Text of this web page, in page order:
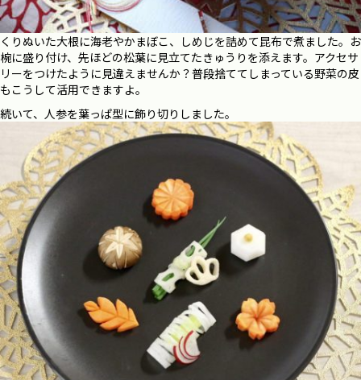
くりぬいた大根に海老やかまぼこ、しめじを詰めて昆布で煮ました。お
椀に盛り付け、先ほどの松葉に見立てたきゅうりを添えます。アクセサ
リーをつけたように見違えませんか？普段捨ててしまっている野菜の皮
もこうして活用できますよ。
続いて、人参を葉っぱ型に飾り切りしました。